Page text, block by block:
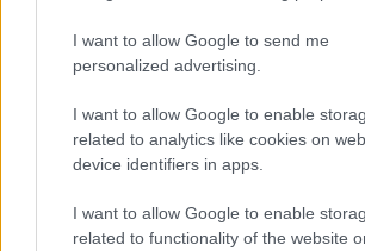
I want to allow Google to send me
personalized advertising.
I want to allow Google to enable
related to analytics like cookies on
device identifiers in apps.
I want to allow Google to enable
related to functionality of the website